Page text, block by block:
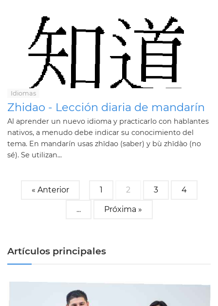
Idiomas
Zhidao - Lección diaria de mandarín
Al aprender un nuevo idioma y practicarlo con hablantes
nativos, a menudo debe indicar su conocimiento del
tema. En mandarín usas zhīdao (saber) y bù zhīdào (no
sé). Se utilizan...
« Anterior 1 2 3 4
... Próxima »
Artículos principales